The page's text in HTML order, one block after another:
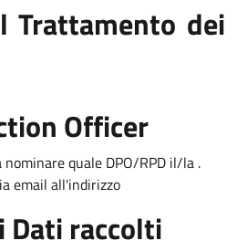
Trattamento dei
Officer
nominare quale DPO/RPD il/la .
email all'indirizzo
Dati raccolti